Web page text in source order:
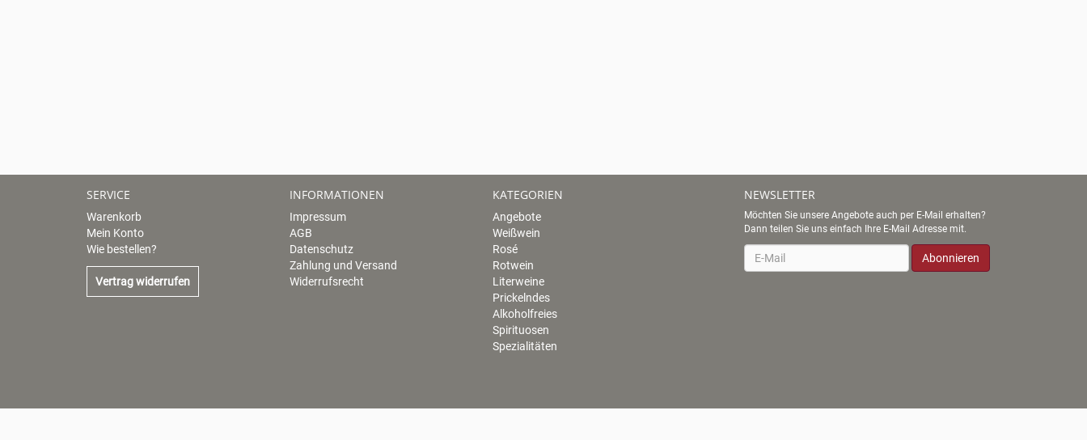
SERVICE
Warenkorb
Mein Konto
Wie bestellen?
Vertrag widerrufen
INFORMATIONEN
Impressum
AGB
Datenschutz
Zahlung und Versand
Widerrufsrecht
KATEGORIEN
Angebote
Weißwein
Rosé
Rotwein
Literweine
Prickelndes
Alkoholfreies
Spirituosen
Spezialitäten
NEWSLETTER
Möchten Sie unsere Angebote auch per E-Mail erhalten?
Dann teilen Sie uns einfach Ihre E-Mail Adresse mit.
Newsletter Abonnieren